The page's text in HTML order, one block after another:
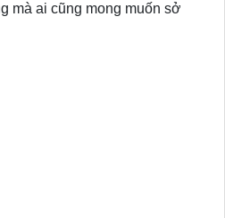
mà ai cũng mong muốn sở